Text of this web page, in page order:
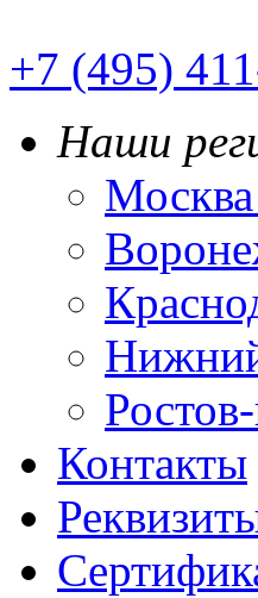
+7 (495)
Наши
Москва
Контакты